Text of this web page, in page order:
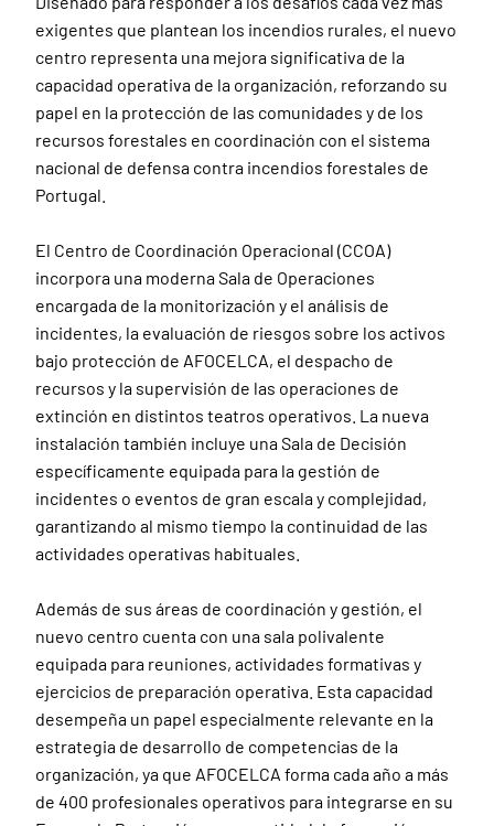
exigentes que plantean los incendios rurales, el nuevo
centro representa una mejora significativa de la
capacidad operativa de la organización, reforzando su
papel en la protección de las comunidades y de los
recursos forestales en coordinación con el sistema
nacional de defensa contra incendios forestales de
Portugal.
El Centro de Coordinación Operacional (CCOA)
incorpora una moderna Sala de Operaciones
encargada de la monitorización y el análisis de
incidentes, la evaluación de riesgos sobre los activos
bajo protección de AFOCELCA, el despacho de
recursos y la supervisión de las operaciones de
extinción en distintos teatros operativos. La nueva
instalación también incluye una Sala de Decisión
específicamente equipada para la gestión de
incidentes o eventos de gran escala y complejidad,
garantizando al mismo tiempo la continuidad de las
actividades operativas habituales.
Además de sus áreas de coordinación y gestión, el
nuevo centro cuenta con una sala polivalente
equipada para reuniones, actividades formativas y
ejercicios de preparación operativa. Esta capacidad
desempeña un papel especialmente relevante en la
estrategia de desarrollo de competencias de la
organización, ya que AFOCELCA forma cada año a más
de 400 profesionales operativos para integrarse en su